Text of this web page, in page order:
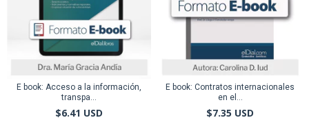
E book: Acceso a la información,
transpa...
$6.41 USD
E book: Contratos internacionales
en el...
$7.35 USD